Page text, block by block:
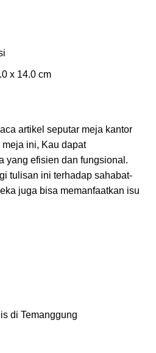
x 14.0 сm
artikel seputar meja kantor
ini, Kau dapat
yang efisien dan fungsional.
tulisan ini terhadap sahabat-
juga bisa memanfaatkan isu
di Temanggung